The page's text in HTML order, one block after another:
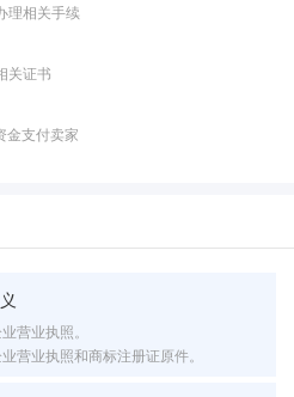
理相关手续
关证书
金支付卖家
营业执照。
营业执照和商标注册证原件。